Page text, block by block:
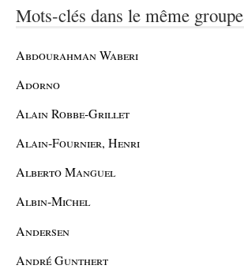
Mots-clés dans le même groupe
Abdourahman Waberi
Adorno
Alain Robbe-Grillet
Alain-Fournier, Henri
Alberto Manguel
Albin-Michel
Andersen
André Gunthert